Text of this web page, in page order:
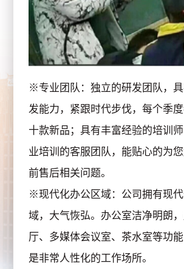
※专业团队：独立的研发团队，
发能力，紧跟时代步伐，每个季
十款新品；具有丰富经验的培训
业培训的客服团队，能贴心的为
前售后相关问题。
※现代化办公区域：公司拥有现
域，大气恢弘。办公室洁净明朗
厅、多媒体会议室、茶水室等功能
是非常人性化的工作场所。